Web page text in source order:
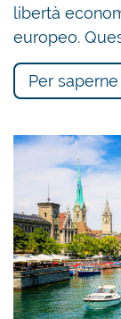
libertà
europeo.
Per